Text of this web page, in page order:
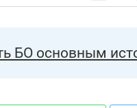
БО основным